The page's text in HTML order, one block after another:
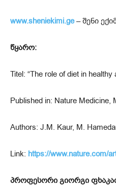
www.sheniekimi.ge– შენი
წყარო:
Titel: “The role of diet in healthy
Published in: Nature Medicine,
Authors: J.M. Kaur, M.
Link: https://www.nature.com/
პროფესორი გიორგი